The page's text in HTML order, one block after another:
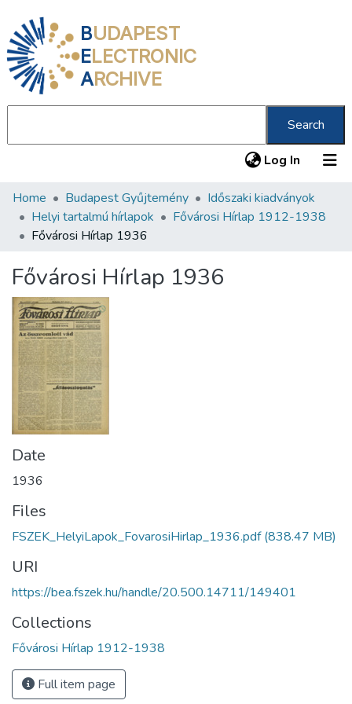
BUDAPEST
ELECTRONIC
ARCHIVE
Search
Log In (current)
Communities & Collections
All of DSpace
About us
Home Budapest Gyűjtemény
Időszaki kiadványok
Helyi tartalmú hírlapok
Fővárosi Hírlap 1912-1938
Fővárosi Hírlap 1936
Fővárosi Hírlap 1936
Date
1936
Files
FSZEK_HelyiLapok_FovarosiHirlap_1936.pdf(838.47 MB)
URI
https://bea.fszek.hu/handle/20.500.14711/149401
Collections
Fővárosi Hírlap 1912-1938
Full item page